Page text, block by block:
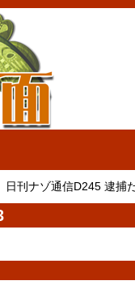
日刊ナゾ通信D245 逮捕